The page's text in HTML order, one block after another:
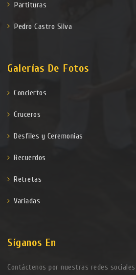
Partituras
Pedro Castro Silva
Galerías De Fotos
Conciertos
Cruceros
Desfiles y Ceremonias
Recuerdos
Retretas
Variadas
Síganos En
Contáctenos por nuestras redes sociales